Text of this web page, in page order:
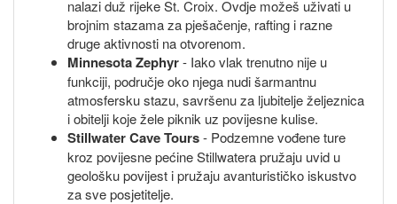
nalazi duž rijeke St. Croix. Ovdje možeš uživati u
brojnim stazama za pješačenje, rafting i razne
druge aktivnosti na otvorenom.
Minnesota Zephyr- Iako vlak trenutno nije u
funkciji, područje oko njega nudi šarmantnu
atmosfersku stazu, savršenu za ljubitelje željeznica
i obitelji koje žele piknik uz povijesne kulise.
Stillwater Cave Tours- Podzemne vođene ture
kroz povijesne pećine Stillwatera pružaju uvid u
geološku povijest i pružaju avanturističko iskustvo
za sve posjetitelje.